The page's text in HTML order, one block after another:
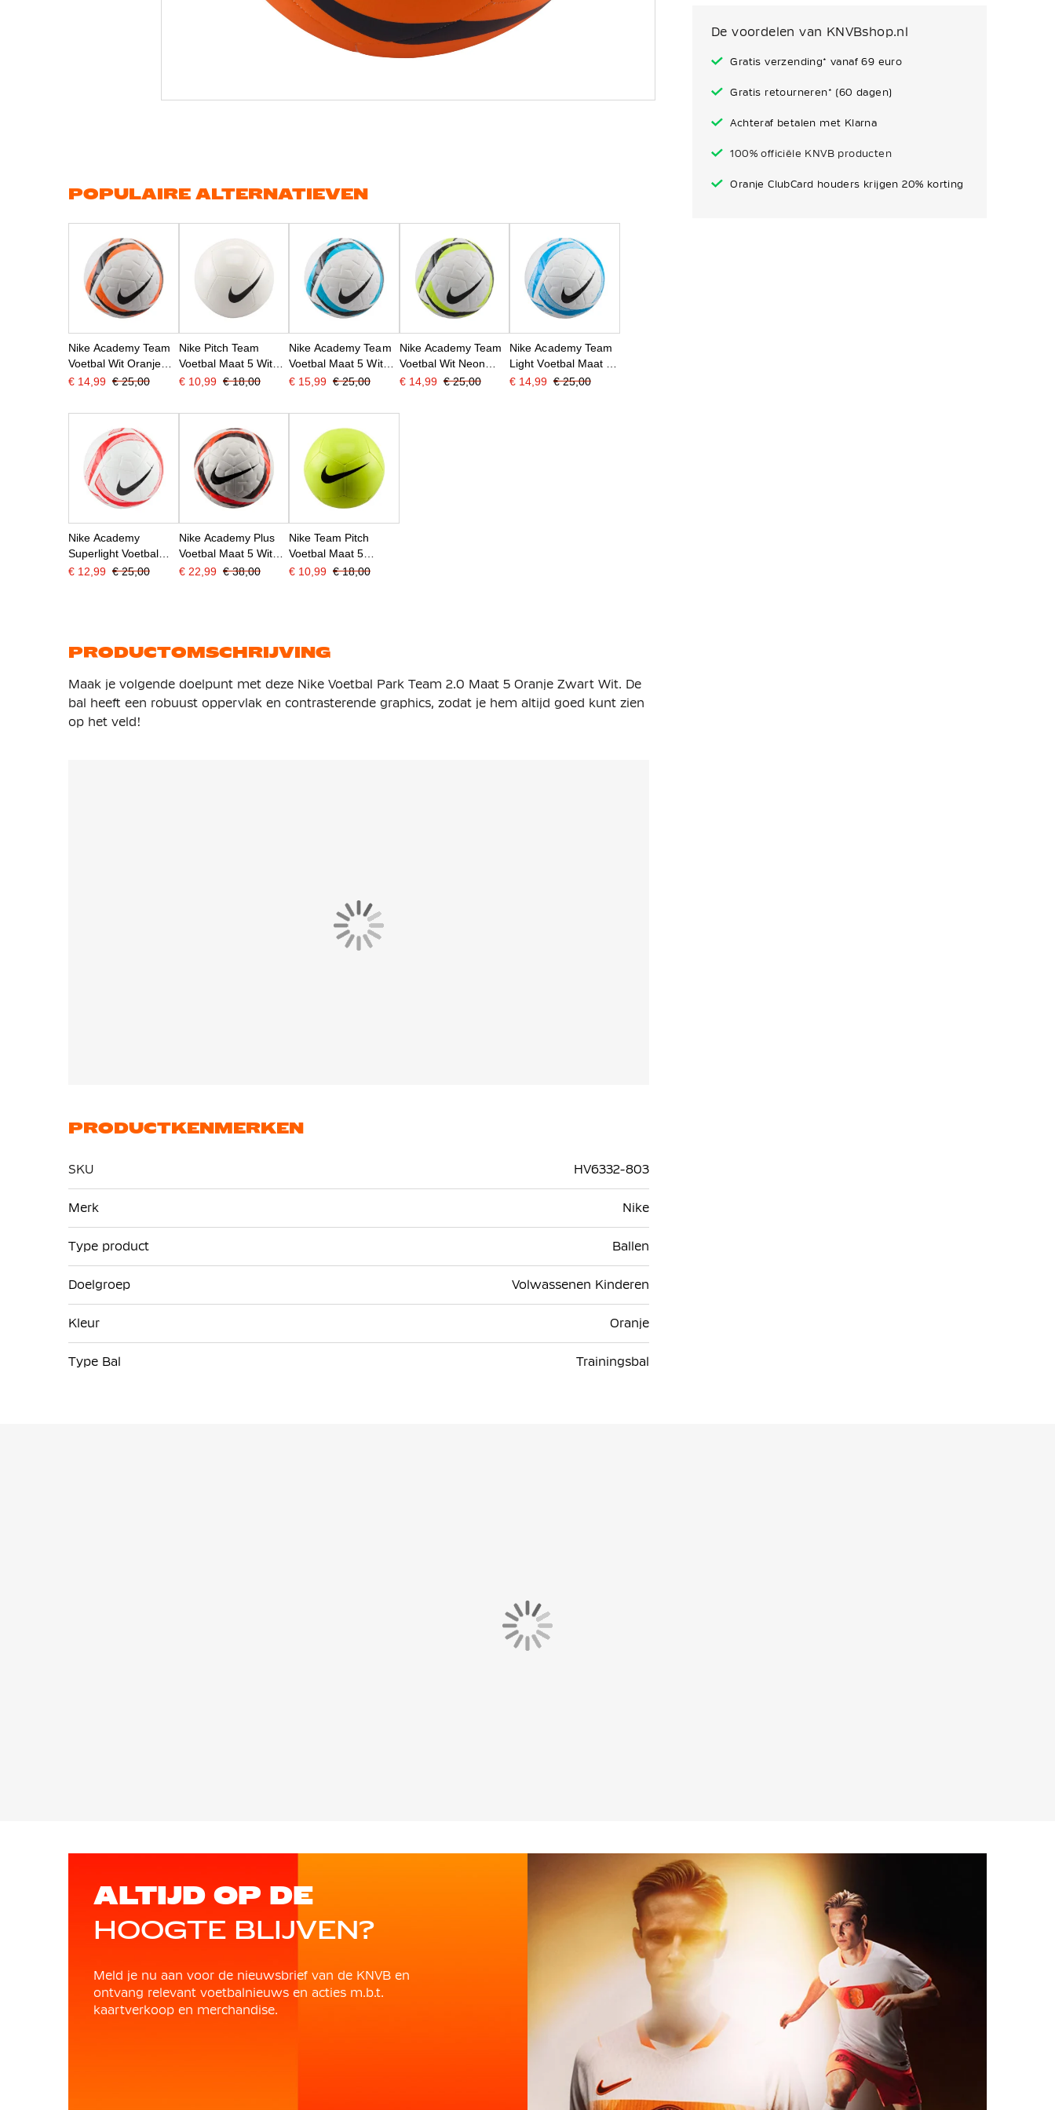
gallerij
De voordelen van KNVBshop.nl
Gratis verzending* vanaf 69 euro
Gratis retourneren* (60 dagen)
Achteraf betalen met Klarna
100% officiële KNVB producten
Oranje ClubCard houders krijgen 20% korting
POPULAIRE ALTERNATIEVEN
Nike Academy Team
Voetbal Wit Oranje
Zwart
€ 14,99 € 25,00
Nike Pitch Team
Voetbal Maat 5 Wit
Zwart
€ 10,99 € 18,00
Nike Academy Team
Voetbal Maat 5 Wit
Lichtblauw Zwart
€ 15,99 € 25,00
Nike Academy Team
Voetbal Wit Neon
Geel Zwart
€ 14,99 € 25,00
Nike Academy Team
Light Voetbal Maat 5
Wit Blauw Zwart
€ 14,99 € 25,00
Nike Academy
Superlight Voetbal
Maat 4 Wit Fel Rood
€ 12,99 € 25,00
Nike Academy Plus
Voetbal Maat 5 Wit
Felrood Zwart
€ 22,99 € 38,00
Nike Team Pitch
Voetbal Maat 5
Neongeel Zwart
€ 10,99 € 18,00
PRODUCTOMSCHRIJVING
Maak je volgende doelpunt met deze Nike Voetbal Park Team 2.0 Maat 5 Oranje Zwart Wit. De
bal heeft een robuust oppervlak en contrasterende graphics, zodat je hem altijd goed kunt zien
op het veld!
PRODUCTKENMERKEN
SKU
HV6332-803
informatie
Merk Nike
Type product Ballen
Doelgroep Volwassenen Kinderen
Kleur Oranje
Type Bal Trainingsbal
ALTIJD OP DE
HOOGTE BLIJVEN?
Meld je nu aan voor de nieuwsbrief van de KNVB en
ontvang relevant voetbalnieuws en acties m.b.t.
kaartverkoop en merchandise.